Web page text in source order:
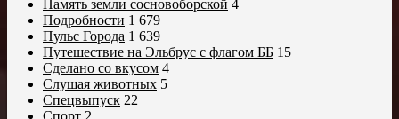
Память земли сосновоборской 4
Подробности 1 679
Пульс Города 1 639
Путешествие на Эльбрус с флагом ББ 15
Сделано со вкусом 4
Слушая животных 5
Спецвыпуск 22